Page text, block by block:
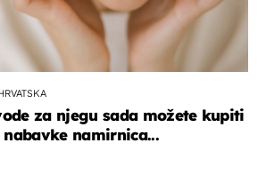
za njegu sada možete kupiti
namirnica...